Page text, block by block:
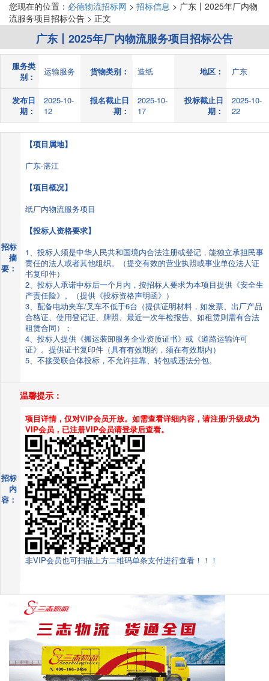
您现在的位置： 必德物流招标网 > 招标信息 > 广东丨2025年厂内物
流服务项目招标公告 > 正文
广东丨2025年厂内物流服务项目招标公告
服务类
别：
运输服务 货物类别： 造纸 地区： 广东
发布日
期：
2025-10-
12
报名截止日
期：
2025-10-
17
投标截止日
期：
2025-10-
22
招标
摘
要：
【项目属地】
广东·湛江
【项目概况】
纸厂内物流服务项目
【投标人资格要求】
1、投标人须是中华人民共和国境内合法注册或登记，能独立承担民事
责任的法人或者其他组织。（提交有效的营业执照或事业单位法人证
书复印件）
2、投标人承诺中标后一个月内，按招标人要求为本项目提供《安全生
产责任险》。（提供《投标资格声明函》）
3、配备电动夹车/叉车不低于6台（提供证明材料，如发票、出厂产品
合格证、使用登记证、牌照、最近一次年检报告、如租赁则需有合法
租赁合同）；
4、投标人提供《搬运装卸服务企业资质证书》或《道路运输许可
证》。提供证书复印件（具有有效期的，须在有效期内）
5、不接受联合体投标，不允许挂靠、转包或违法分包。
招标
内
容：
温馨提示：
项目详情，仅对VIP会员开放。如需查看详细内容，请注册/升级成为
VIP会员，已注册VIP会员请登录后查看。
非VIP会员也可扫描上方二维码单条支付进行查看！！！